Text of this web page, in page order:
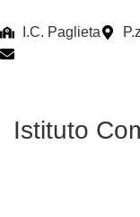
I.C. Paglieta
Istituto